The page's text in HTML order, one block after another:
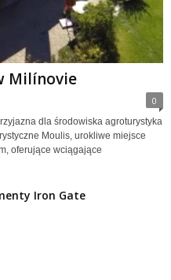
Milínovie
0
dla środowiska agroturystyka
Moulis, urokliwe miejsce
oferujące wciągające
Iron Gate